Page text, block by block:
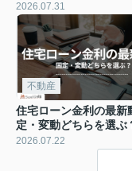
2026.07.31
不動産
住宅ローン金利の最新
定・変動どちらを選ぶ
2026.07.22